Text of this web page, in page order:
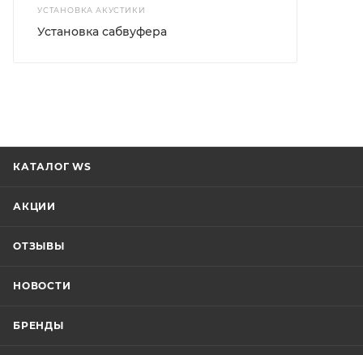
УСТАНОВКА АКУСТИКИ
Установка сабвуфера
КАТАЛОГ WS
АКЦИИ
ОТЗЫВЫ
НОВОСТИ
БРЕНДЫ